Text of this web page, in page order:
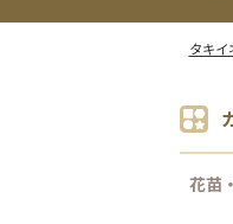
タキイ
花苗